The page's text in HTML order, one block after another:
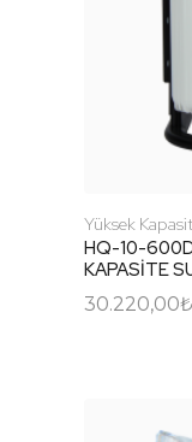
Yüksek
HQ-10-600D
KAPASİTE
30.220,00₺